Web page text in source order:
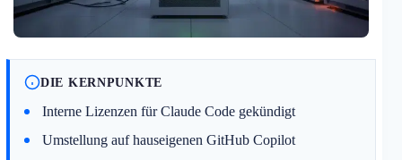
DIE KERNPUNKTE
Interne Lizenzen für Claude Code gekündigt
Umstellung auf hauseigenen GitHub Copilot